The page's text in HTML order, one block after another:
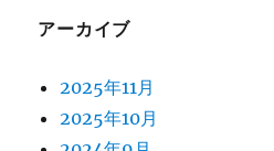
アーカイブ
2025年11月
2025年10月